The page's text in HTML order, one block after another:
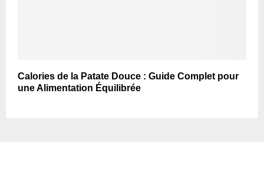
Calories de la Patate Douce : Guide Complet pour
une Alimentation Équilibrée